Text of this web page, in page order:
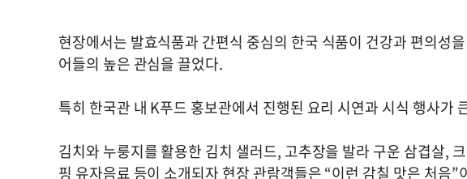
현장에서는 발효식품과 간편식 중심의 한국 식품이 건강과 편의성
어들의 높은 관심을 끌었다.
특히 한국관 내 K푸드 홍보관에서 진행된 요리 시연과 시식 행사가
김치와 누룽지를 활용한 김치 샐러드, 고추장을 발라 구운 삼겹살,
핑 유자음료 등이 소개되자 현장 관람객들은 “이런 감칠 맛은 처음”